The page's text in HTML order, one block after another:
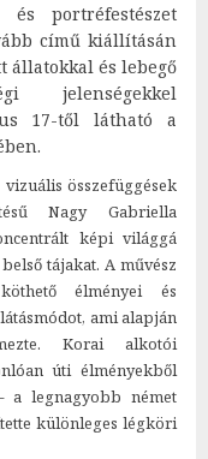
portréfestészet
című kiállításán
állatokkal és lebegő
jelenségekkel
17-től látható a
összefüggések
Nagy Gabriella
képi világgá
tájakat. A művész
élményei és
ami alapján
Korai alkotói
úti élményekből
a legnagyobb német
különleges légköri